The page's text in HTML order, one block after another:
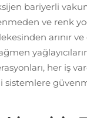
bariyerli
ve renk
arınır
her iş
sistemlere